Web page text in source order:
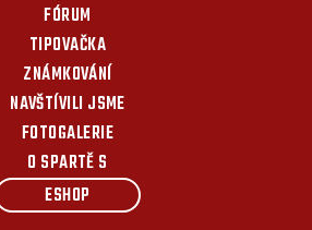
FÓRUM
TIPOVAČKA
ZNÁMKOVÁNÍ
NAVŠTÍVILI JSME
FOTOGALERIE
O SPARTĚ S
ESHOP